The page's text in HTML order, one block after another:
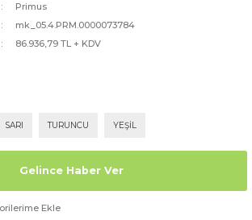
Primus
mk_05.4.PRM.0000073784
86.936,79 TL + KDV
SARI TURUNCU YEŞİL
Gelince Haber Ver